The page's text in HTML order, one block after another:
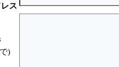
ス
)